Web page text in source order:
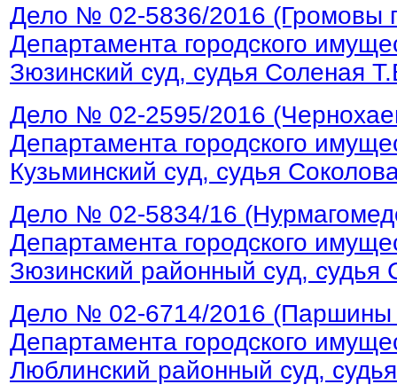
Дело № 02-5836/2016 (Громовы
Департамента городского
Зюзинский суд, судья Соленая
Дело № 02-2595/2016
Департамента городского
Кузьминский суд, судья
Дело № 02-5834/16
Департамента городского
Зюзинский районный суд, судья
Дело № 02-6714/2016 (Паршины
Департамента городского
Люблинский районный суд,